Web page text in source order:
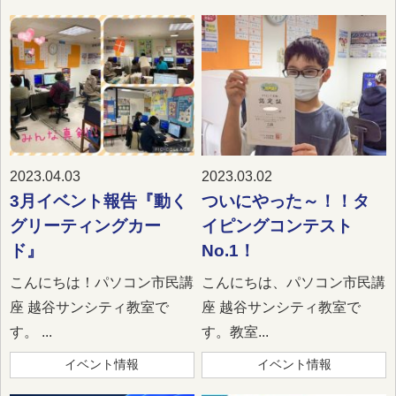
2023.04.03
3月イベント報告『動く
グリーティングカー
ド』
こんにちは！パソコン市民講
座 越谷サンシティ教室で
す。 ...
イベント情報
2023.03.02
ついにやった～！！タ
イピングコンテスト
No.1！
こんにちは、パソコン市民講
座 越谷サンシティ教室で
す。教室...
イベント情報